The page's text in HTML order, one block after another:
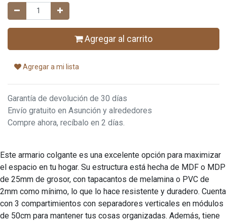
Agregar al carrito
Agregar a mi lista
Garantía de devolución de 30 días
Envío gratuito en Asunción y alrededores
Compre ahora, recíbalo en 2 días.
Este armario colgante es una excelente opción para maximizar
el espacio en tu hogar. Su estructura está hecha de MDF o MDP
de 25mm de grosor, con tapacantos de melamina o PVC de
2mm como mínimo, lo que lo hace resistente y duradero. Cuenta
con 3 compartimientos con separadores verticales en módulos
de 50cm para mantener tus cosas organizadas. Además, tiene